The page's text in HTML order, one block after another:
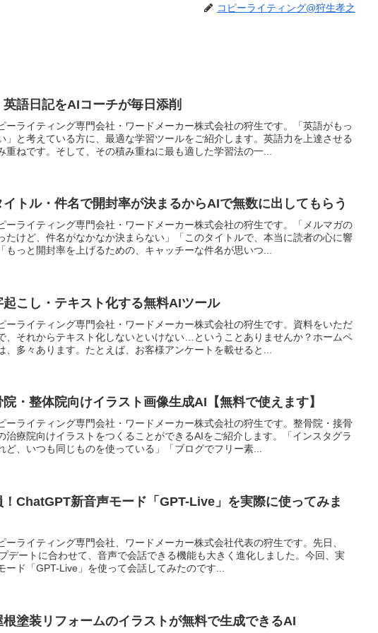
コピーライティング@狩生孝之
英語日記をAIコーチが毎日添削
ーライティング専門会社・ワードメーカー株式会社の狩生です。「英語がもっ
」と考えている方に、最適な学習ツールをご紹介します。英語力を上達させる
重ねです。そして、その積み重ねに最も適した学習法の一...
トル・件名で開封率が決まるからAIで無数に出してもらう
ーライティング専門会社・ワードメーカー株式会社の狩生です。「メルマガの
たけど、件名がなかなか決まらない」「このタイトルで、本当に読者の心に響
もっと開封率を上げるための、キャッチーな件名が思いつ...
こし・テキスト化する無料AIツール
ーライティング専門会社・ワードメーカー株式会社の狩生です。資料をいただ
、それからテキスト化しないといけない…ということありませんか？ホームペ
、多々あります。たとえば、お客様アンケートを載せると...
・整体院向けイラスト画像生成AI【無料で使えます】
ーライティング専門会社・ワードメーカー株式会社の狩生です。整骨院・接骨
治療院向けイラストをつくることができるAIをご紹介します。「インスタグラ
ど、いつも同じものを使っている」「ブログでフリー素...
！ChatGPT新音声モード「GPT-Live」を実際に使ってみま
ーライティング専門会社、ワードメーカー株式会社代表の狩生です。先日、
デートに合わせて、音声で会話できる機能も大きく進化しました。今回、実
ード「GPT-Live」を使って会話してみたのです...
塗装リフォームのイラストが無料で生成できるAI